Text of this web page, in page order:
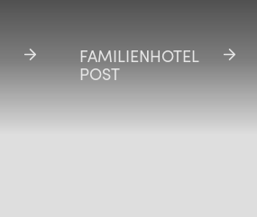
FAMILIENHOTEL
POST
FAMILIENHOTEL
POST